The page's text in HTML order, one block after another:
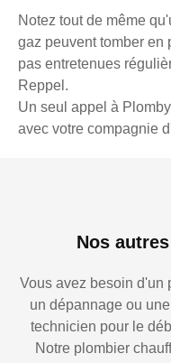
Notez tout de même
gaz peuvent tomber en
pas entretenues
Reppel.
Un seul appel à
avec votre compagnie
Nos
Vous avez besoin d'un
un dépannage ou
technicien pour le
Notre plombier